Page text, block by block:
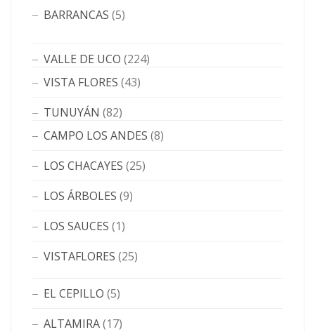
BARRANCAS (5)
VALLE DE UCO (224)
VISTA FLORES (43)
TUNUYÁN (82)
CAMPO LOS ANDES (8)
LOS CHACAYES (25)
LOS ÁRBOLES (9)
LOS SAUCES (1)
VISTAFLORES (25)
EL CEPILLO (5)
ALTAMIRA(17)